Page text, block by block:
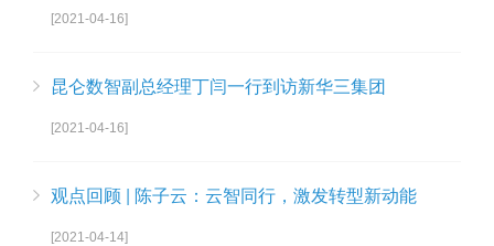
[2021-04-16]
昆仑数智副总经理丁闫一行到访新华三集团
[2021-04-16]
观点回顾 | 陈子云：云智同行，激发转型新动能
[2021-04-14]